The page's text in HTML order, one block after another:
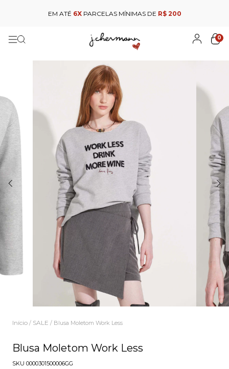
EM ATÉ 6XPARCELAS MÍNIMAS DE R$ 200
0
Início / SALE / Blusa Moletom Work Less
Blusa Moletom Work Less
SKU 0000301500006GG